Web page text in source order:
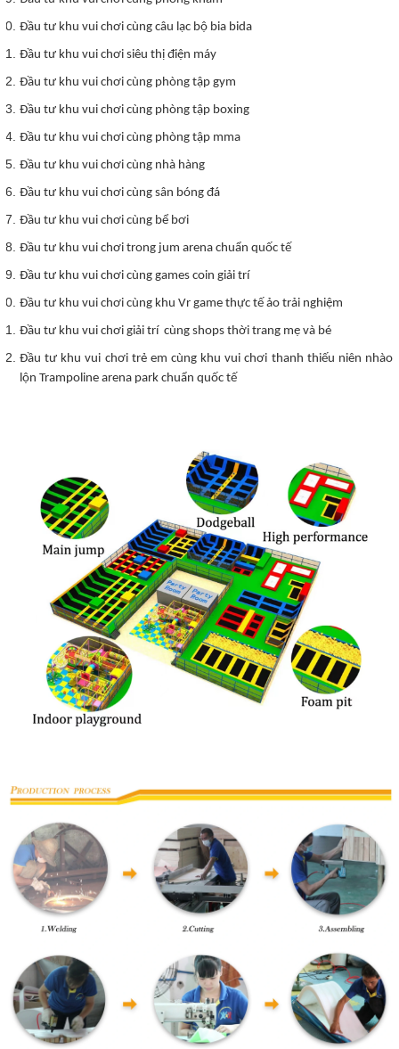
Đầu tư khu vui chơi cùng câu lạc bộ bia bida
Đầu tư khu vui chơi siêu thị điện máy
Đầu tư khu vui chơi cùng phòng tập gym
Đầu tư khu vui chơi cùng phòng tập boxing
Đầu tư khu vui chơi cùng phòng tập mma
Đầu tư khu vui chơi cùng nhà hàng
Đầu tư khu vui chơi cùng sân bóng đá
Đầu tư khu vui chơi cùng bể bơi
Đầu tư khu vui chơi trong jum arena chuẩn quốc tế
Đầu tư khu vui chơi cùng games coin giải trí
Đầu tư khu vui chơi cùng khu Vr game thực tế ảo trải nghiệm
Đầu tư khu vui chơi giải trí cùng shops thời trang mẹ và bé
Đầu tư khu vui chơi trẻ em cùng khu vui chơi thanh thiếu niên nhào
lộn Trampoline arena park chuẩn quốc tế